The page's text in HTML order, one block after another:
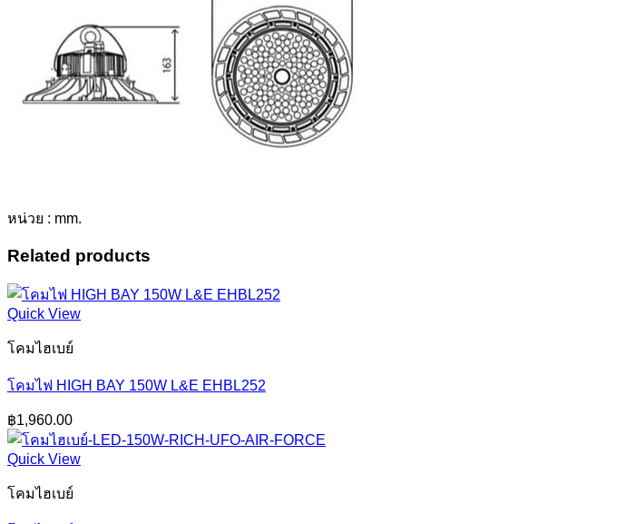
หน่วย : mm.
Related products
Quick View
โคมไฮเบย์
โคมไฟ HIGH BAY 150W L&E EHBL252
฿1,960.00
Quick View
โคมไฮเบย์